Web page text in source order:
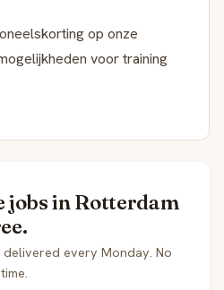
op onze
voor training
jobs in Rotterdam
every Monday. No